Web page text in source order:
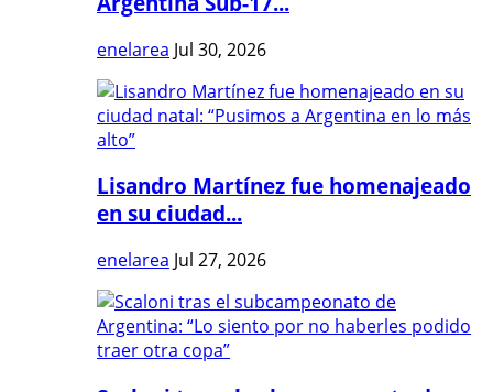
enelarea Jul 30, 2026
Lisandro Martínez fue homenajeado
en su ciudad...
enelarea Jul 27, 2026